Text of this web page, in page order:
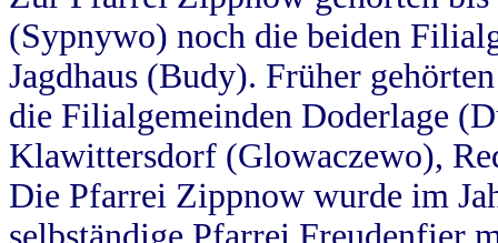
(Sypnywo) noch die beiden
Jagdhaus (Budy). Früher
die Filialgemeinden Doderlage
Klawittersdorf (Glowaczewo),
Die Pfarrei Zippnow wurde im